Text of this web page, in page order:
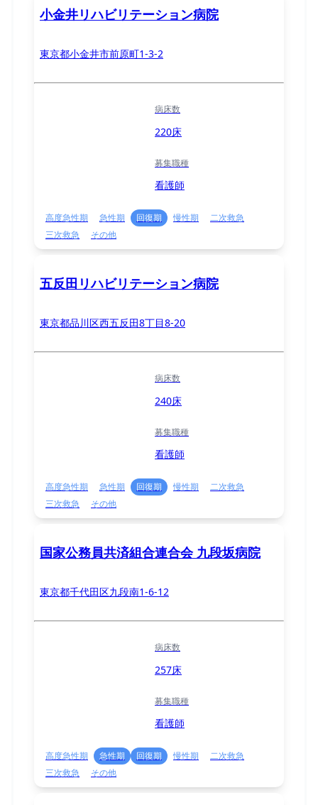
小金井リハビリテーション病院
東京都小金井市前原町1-3-2
病床数
220床
募集職種
看護師
高度急性期 急性期 回復期 慢性期
二次救急
三次救急
その他
五反田リハビリテーション病院
東京都品川区西五反田8丁目8-20
病床数
240床
募集職種
看護師
高度急性期 急性期 回復期 慢性期
二次救急
三次救急
その他
国家公務員共済組合連合会 九段坂病院
東京都千代田区九段南1-6-12
病床数
257床
募集職種
看護師
高度急性期 急性期 回復期 慢性期
二次救急
三次救急
その他